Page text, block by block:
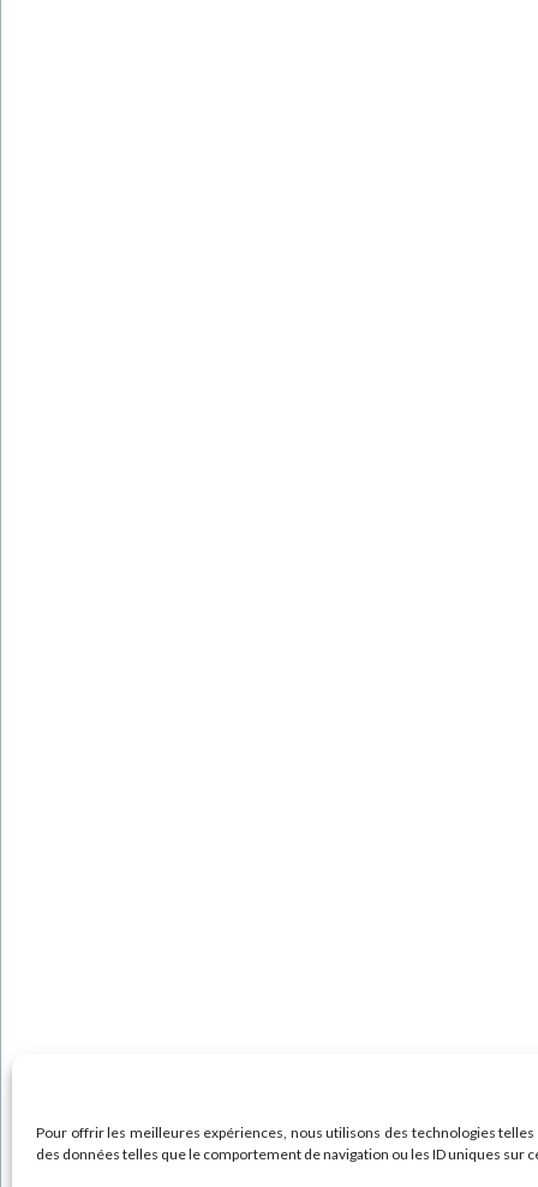
Pour offrir les meilleures expériences, nous utilisons des technologies
des données telles que le comportement de navigation ou les ID uniques